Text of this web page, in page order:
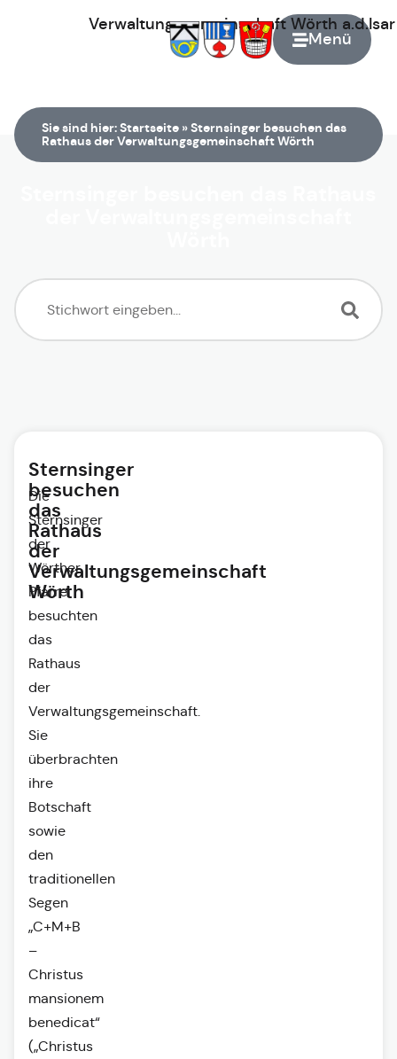
Menü
Verwaltungsgemeinschaft Wörth
Sie sind hier:Startseite »Sternsinger besuchen das
Rathaus der Verwaltungsgemeinschaft Wörth
Sternsinger
besuchen
das
Rathaus
der
Verwaltungsgemeinschaft
Wörth
Die
Sternsinger
der
Wörther
Pfarrei
besuchten
das
Rathaus
der
Verwaltungsgemeinschaft.
Sie
überbrachten
ihre
Botschaft
sowie
den
traditionellen
Segen
„C+M+B
–
Christus
mansionem
benedicat“
(„Christus